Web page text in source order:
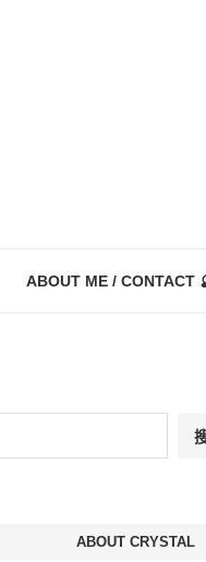
ABOUT ME / CONTACT
ABOUT CRYSTAL